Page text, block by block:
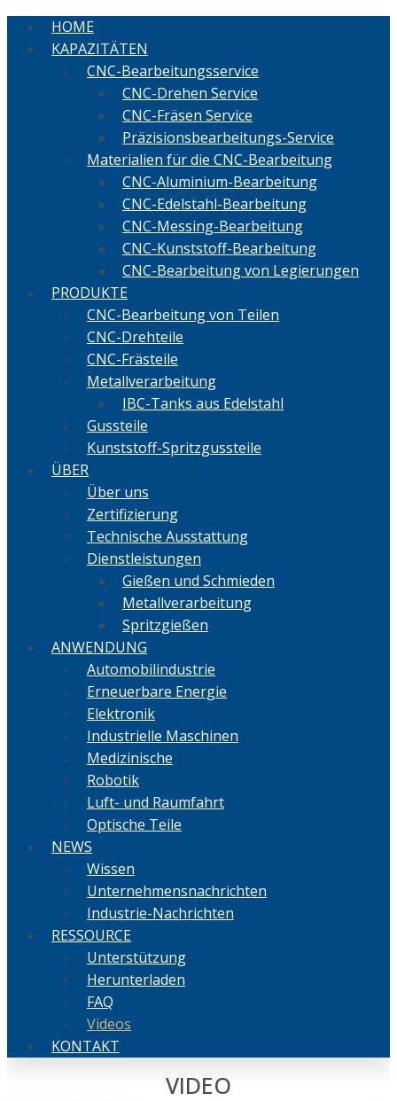
HOME
KAPAZITÄTEN
CNC-Bearbeitungsservice
CNC-Drehen Service
CNC-Fräsen Service
Präzisionsbearbeitungs-Service
Materialien für die CNC-Bearbeitung
CNC-Aluminium-Bearbeitung
CNC-Edelstahl-Bearbeitung
CNC-Messing-Bearbeitung
CNC-Kunststoff-Bearbeitung
CNC-Bearbeitung von Legierungen
PRODUKTE
CNC-Bearbeitung von Teilen
CNC-Drehteile
CNC-Frästeile
Metallverarbeitung
IBC-Tanks aus Edelstahl
Gussteile
Kunststoff-Spritzgussteile
ÜBER
Über uns
Zertifizierung
Technische Ausstattung
Dienstleistungen
Gießen und Schmieden
Metallverarbeitung
Spritzgießen
ANWENDUNG
Automobilindustrie
Erneuerbare Energie
Elektronik
Industrielle Maschinen
Medizinische
Robotik
Luft- und Raumfahrt
Optische Teile
NEWS
Wissen
Unternehmensnachrichten
Industrie-Nachrichten
RESSOURCE
Unterstützung
Herunterladen
FAQ
Videos
KONTAKT
VIDEO